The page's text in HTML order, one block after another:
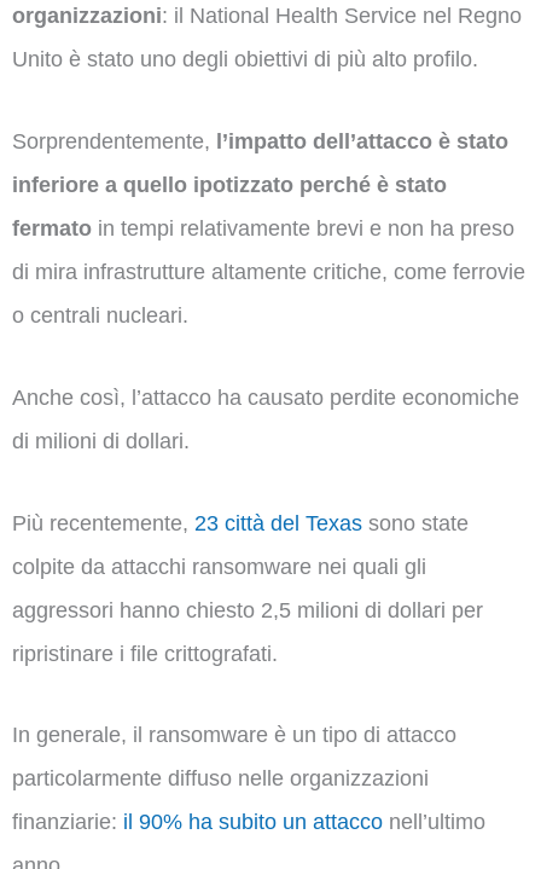
organizzazioni: il National Health Service nel Regno
Unito è stato uno degli obiettivi di più alto profilo.
Sorprendentemente, l’impatto dell’attacco è stato
inferiore a quello ipotizzato perché è stato
fermato in tempi relativamente brevi e non ha preso
di mira infrastrutture altamente critiche, come ferrovie
o centrali nucleari.
Anche così, l’attacco ha causato perdite economiche
di milioni di dollari.
Più recentemente, 23 città del Texas sono state
colpite da attacchi ransomware nei quali gli
aggressori hanno chiesto 2,5 milioni di dollari per
ripristinare i file crittografati.
In generale, il ransomware è un tipo di attacco
particolarmente diffuso nelle organizzazioni
finanziarie: il 90% ha subito un attacco nell’ultimo